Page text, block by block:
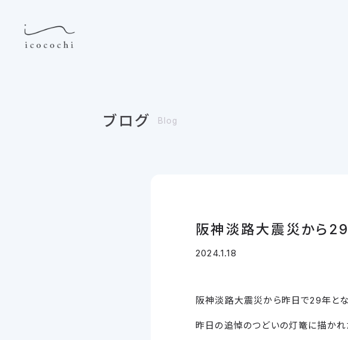
ブログ Blog
阪神淡路大震災から
2024.1.18
阪神淡路大震災から昨日で29年とな
昨日の追悼のつどいの灯篭に描かれ